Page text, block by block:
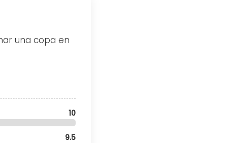
una copa en
10
9.5